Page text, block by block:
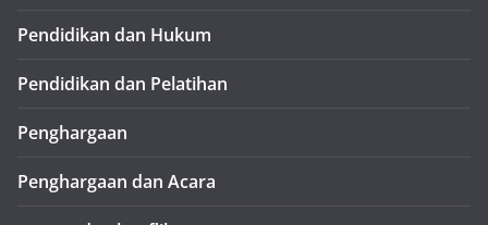
Pendidikan dan Hukum
Pendidikan dan Pelatihan
Penghargaan
Penghargaan dan Acara